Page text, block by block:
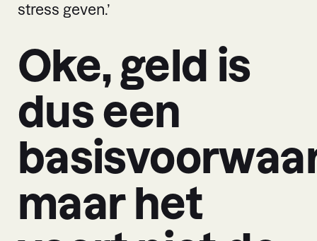
stress geven.’
Oke, geld is
dus een
maar het